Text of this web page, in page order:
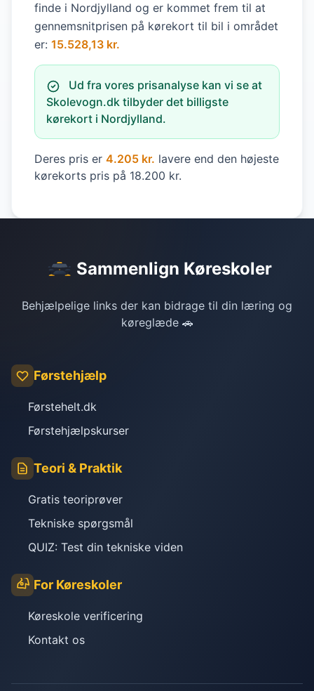
finde i Nordjylland og er kommet frem til at
gennemsnitprisen på kørekort til bil i området
er: 15.528,13 kr.
Ud fra vores prisanalyse kan vi se at
Skolevogn.dk tilbyder det billigste
kørekort i Nordjylland.
Deres pris er 4.205 kr. lavere end den højeste
kørekorts pris på 18.200 kr.
Sammenlign Køreskoler
Behjælpelige links der kan bidrage til din læring og
køreglæde 🚗
Førstehjælp
Førstehelt.dk
Førstehjælpskurser
Teori & Praktik
Gratis teoriprøver
Tekniske spørgsmål
QUIZ: Test din tekniske viden
For Køreskoler
Køreskole verificering
Kontakt os